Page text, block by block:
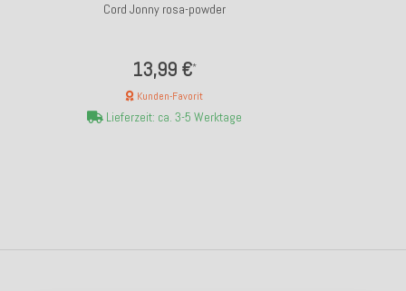
Cord Jonny rosa-powder
13,99 €*
Kunden-Favorit
Lieferzeit: ca. 3-5 Werktage